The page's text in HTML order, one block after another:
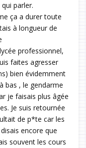
parler.
ça a durer toute
à longueur de
professionnel,
faites agresser
bien évidemment
bas , le gendarme
je faisais plus âgée
Je suis retournée
de p*te car les
encore que
souvent les cours